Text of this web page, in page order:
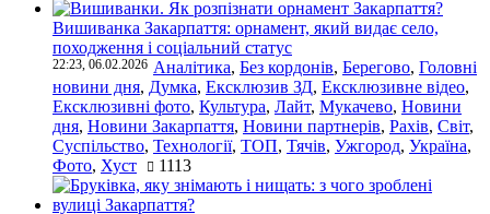
Вишиванка Закарпаття: орнамент, який видає село,
походження і соціальний статус
22:23, 06.02.2026 Аналітика, Без кордонів, Берегово, Головні
новини дня, Думка, Ексклюзив ЗД, Ексклюзивне відео,
Ексклюзивні фото, Культура, Лайт, Мукачево, Новини
дня, Новини Закарпаття, Новини партнерів, Рахів, Світ,
Суспільство, Технології, ТОП, Тячів, Ужгород, Україна,
Фото, Хуст 1113